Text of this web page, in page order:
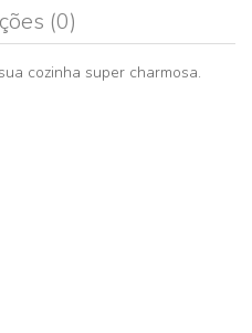
(0)
cozinha super charmosa.